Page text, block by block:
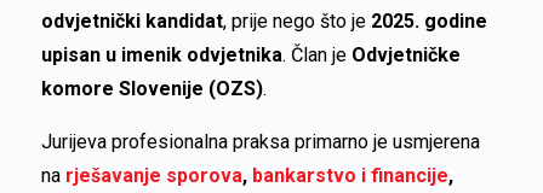
odvjetnički kandidat, prije nego što je 2025. godine
upisan u imenik odvjetnika. Član je Odvjetničke
komore Slovenije (OZS).
Jurijeva profesionalna praksa primarno je usmjerena
na rješavanje sporova, bankarstvo i financije,